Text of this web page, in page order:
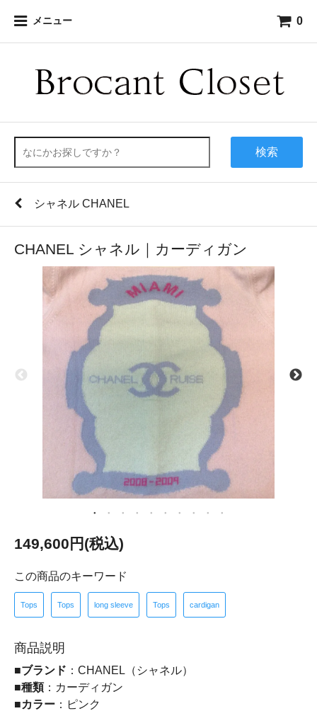
メニュー 0
検索
シャネル CHANEL
CHANEL シャネル｜カーディガン
149,600円(税込)
この商品のキーワード
Tops Tops long sleeve Tops cardigan
商品説明
■ブランド ：CHANEL（シャネル）
■種類：カーディガン
■カラー ：ピンク